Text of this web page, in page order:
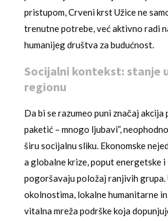
pristupom, Crveni krst Užice ne
trenutne potrebe, već aktivno radi
humanijeg društva za budućnost.
Socijalni kontekst: stanje
regionu
Da bi se razumeo puni značaj akcija
paketić – mnogo ljubavi”,
širu socijalnu sliku. Ekonomske
a globalne krize, poput energetske
pogoršavaju položaj ranjivih grupa.
okolnostima, lokalne humanitarne
vitalna mreža podrške koja